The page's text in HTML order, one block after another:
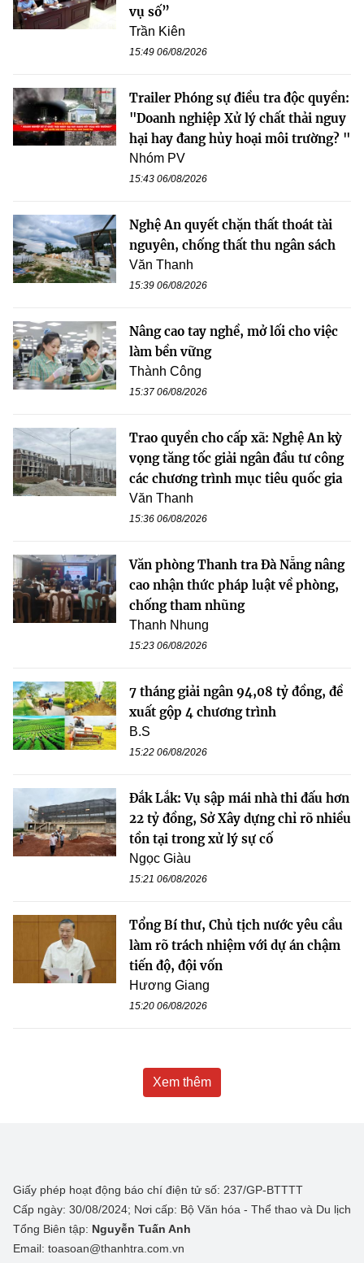
vụ số”
Trần Kiên
15:49 06/08/2026
Trailer Phóng sự điều tra độc quyền:
"Doanh nghiệp Xử lý chất thải nguy
hại hay đang hủy hoại môi trường? "
Nhóm PV
15:43 06/08/2026
Nghệ An quyết chặn thất thoát tài
nguyên, chống thất thu ngân sách
Văn Thanh
15:39 06/08/2026
Nâng cao tay nghề, mở lối cho việc
làm bền vững
Thành Công
15:37 06/08/2026
Trao quyền cho cấp xã: Nghệ An kỳ
vọng tăng tốc giải ngân đầu tư công
các chương trình mục tiêu quốc gia
Văn Thanh
15:36 06/08/2026
Văn phòng Thanh tra Đà Nẵng nâng
cao nhận thức pháp luật về phòng,
chống tham nhũng
Thanh Nhung
15:23 06/08/2026
7 tháng giải ngân 94,08 tỷ đồng, đề
xuất gộp 4 chương trình
B.S
15:22 06/08/2026
Đắk Lắk: Vụ sập mái nhà thi đấu hơn
22 tỷ đồng, Sở Xây dựng chỉ rõ nhiều
tồn tại trong xử lý sự cố
Ngọc Giàu
15:21 06/08/2026
Tổng Bí thư, Chủ tịch nước yêu cầu
làm rõ trách nhiệm với dự án chậm
tiến độ, đội vốn
Hương Giang
15:20 06/08/2026
Xem thêm
Giấy phép hoạt động báo chí điện tử số: 237/GP-BTTTT
Cấp ngày: 30/08/2024; Nơi cấp: Bộ Văn hóa - Thể thao và Du lịch
Tổng Biên tập: Nguyễn Tuấn Anh
Email: toasoan@thanhtra.com.vn